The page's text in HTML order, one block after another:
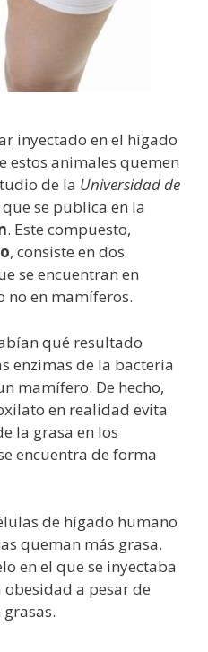
inyectado en el hígado
estos animales quemen
de la Universidad de
que se publica en la
. Este compuesto,
, consiste en dos
se encuentran en
no en mamíferos.
qué resultado
enzimas de la bacteria
mamífero. De hecho,
en realidad evita
la grasa en los
encuentra de forma
de hígado humano
queman más grasa.
en el que se inyectaba
a pesar de